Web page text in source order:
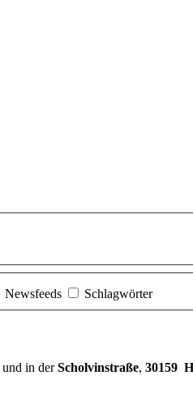
Newsfeeds Schlagwörter
und in derScholvinstraße, 30159